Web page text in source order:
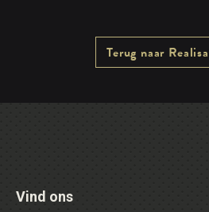
Terug naar
Vind ons